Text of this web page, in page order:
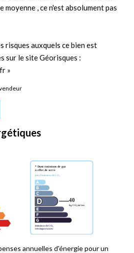
, ce n'est absolument pas
risques auxquels ce bien est
sur le site Géorisques :
»
annuelles d'énergie pour un